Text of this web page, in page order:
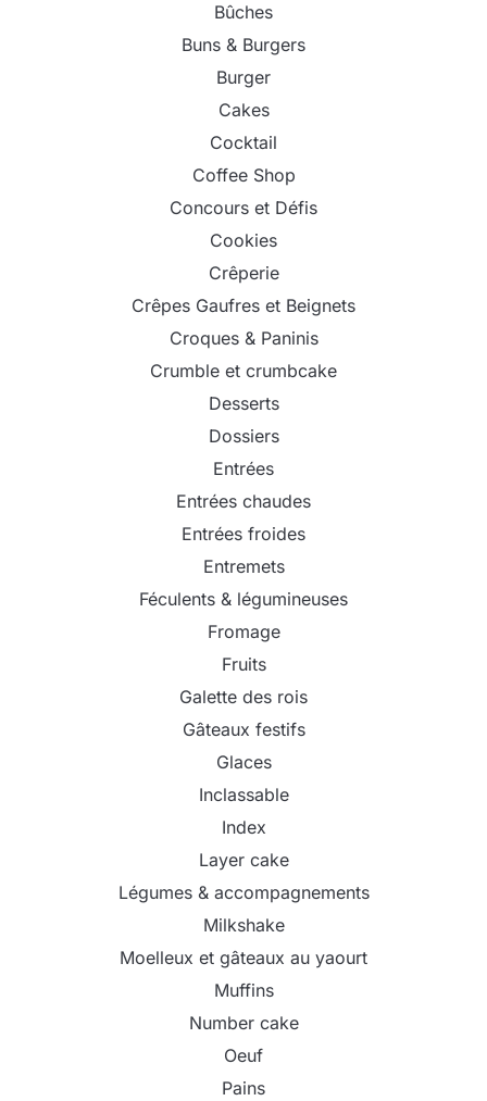
Bûches
Buns & Burgers
Burger
Cakes
Cocktail
Coffee Shop
Concours et Défis
Cookies
Crêperie
Crêpes Gaufres et Beignets
Croques & Paninis
Crumble et crumbcake
Desserts
Dossiers
Entrées
Entrées chaudes
Entrées froides
Entremets
Féculents & légumineuses
Fromage
Fruits
Galette des rois
Gâteaux festifs
Glaces
Inclassable
Index
Layer cake
Légumes & accompagnements
Milkshake
Moelleux et gâteaux au yaourt
Muffins
Number cake
Oeuf
Pains